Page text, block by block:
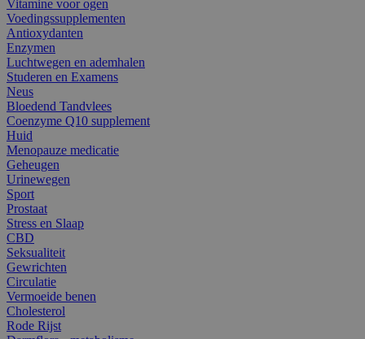
Vitamine voor ogen
Voedingssupplementen
Antioxydanten
Enzymen
Luchtwegen en ademhalen
Studeren en Examens
Neus
Bloedend Tandvlees
Coenzyme Q10 supplement
Huid
Menopauze medicatie
Geheugen
Urinewegen
Sport
Prostaat
Stress en Slaap
CBD
Seksualiteit
Gewrichten
Circulatie
Vermoeide benen
Cholesterol
Rode Rijst